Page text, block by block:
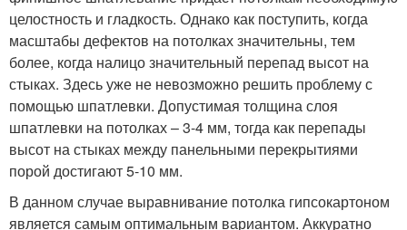
целостность и гладкость. Однако как поступить, когда
масштабы дефектов на потолках значительны, тем
более, когда налицо значительный перепад высот на
стыках. Здесь уже не невозможно решить проблему с
помощью шпатлевки. Допустимая толщина слоя
шпатлевки на потолках – 3-4 мм, тогда как перепады
высот на стыках между панельными перекрытиями
порой достигают 5-10 мм.
В данном случае выравнивание потолка гипсокартоном
является самым оптимальным вариантом. Аккуратно